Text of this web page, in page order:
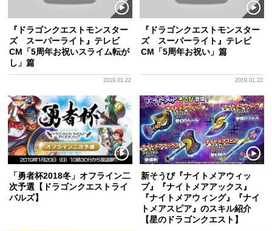
『ドラゴンクエストモンスター
ズ スーパーライト』テレビ
CM「5周年お祝いスライム転が
し」篇
2019.01.22
『ドラゴンクエストモンスター
ズ スーパーライト』テレビ
CM「5周年お祝い」篇
2019.01.22
「勇者杯2018冬」オフライン二
次予選【ドラゴンクエストライ
バルズ】
新そうび『ナイトメアウィッ
プ』『ナイトメアアックス』
『ナイトメアウィング』『ナイ
トメアスピア』のスキル紹介
【星のドラゴンクエスト】